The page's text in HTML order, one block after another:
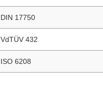
DIN 17750
VdTÜV 432
ISO 6208